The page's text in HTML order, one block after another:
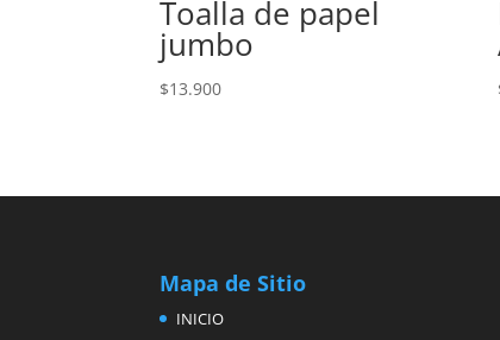
Toalla de papel
jumbo
$13.900
Mapa de Sitio
INICIO